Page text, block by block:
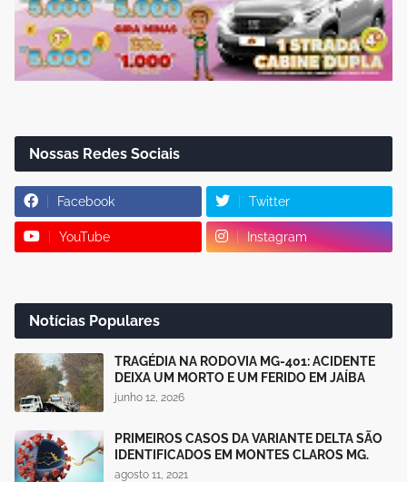
Nossas Redes Sociais
Facebook Twitter
YouTube Instagram
Notícias Populares
TRAGÉDIA NA RODOVIA MG-401: ACIDENTE
DEIXA UM MORTO E UM FERIDO EM JAÍBA
junho 12, 2026
PRIMEIROS CASOS DA VARIANTE DELTA SÃO
IDENTIFICADOS EM MONTES CLAROS MG.
agosto 11, 2021